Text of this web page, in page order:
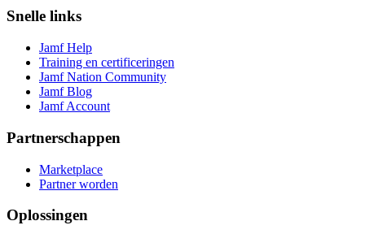
Snelle links
Jamf Help
Training en certificeringen
Jamf Nation Community
Jamf Blog
Jamf Account
Partnerschappen
Marketplace
Partner worden
Oplossingen